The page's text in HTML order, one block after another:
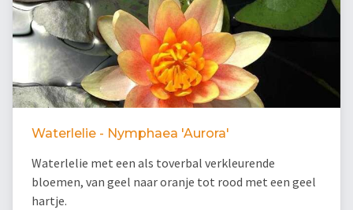
Waterlelie - Nymphaea 'Aurora'
Waterlelie met een als toverbal verkleurende
bloemen, van geel naar oranje tot rood met een geel
hartje.